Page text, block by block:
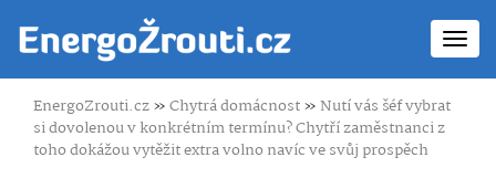
EnergoZrouti.cz»Chytrá domácnost»Nutí vás šéf vybrat
si dovolenou v konkrétním termínu? Chytří zaměstnanci z
toho dokážou vytěžit extra volno navíc ve svůj prospěch